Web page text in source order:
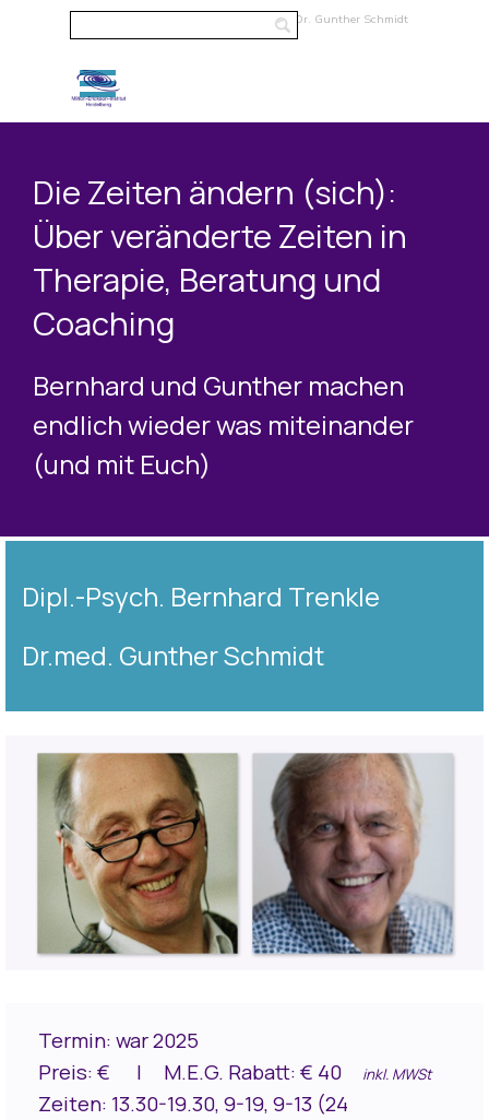
Direkt zum Seiteninhalt
Milton-Erickson-Institut Heidelberg - Dr. Gunther Schmidt
Menü überspringen
Die Zeiten ändern (sich):
Über veränderte Zeiten in
Therapie, Beratung und
Coaching
Bernhard und Gunther machen
endlich wieder was miteinander
(und mit Euch)
Dipl.-Psych. Bernhard Trenkle
Dr.med. Gunther Schmidt
Termin: war 2025
Preis: € I M.E.G. Rabatt: € 40 inkl. MWSt
Zeiten: 13.30-19.30, 9-19, 9-13 (24